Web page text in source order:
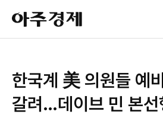
아
주
경
한국계 美 의원들 예
갈려…데이브 민 본선